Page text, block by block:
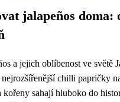
jalapeños doma:
a jejich oblíbenost ve světě
chilli papričky
kořeny sahají hluboko do